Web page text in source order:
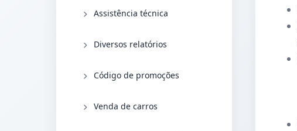
Assistência técnica
Diversos relatórios
Código de promoções
Venda de carros